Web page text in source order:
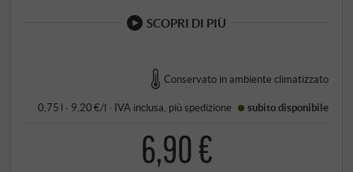
SCOPRI DI PIÙ
Conservato in ambiente climatizzato
0,75 l · 9,20 €/l · IVA inclusa, piùspedizione subito disponibile
6,90 €